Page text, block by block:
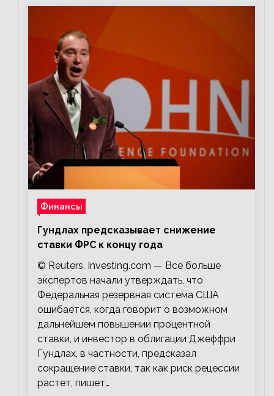
Финансы
Гундлах предсказывает снижение
ставки ФРС к концу года
© Reuters. Investing.com — Все больше
экспертов начали утверждать, что
Федеральная резервная система США
ошибается, когда говорит о возможном
дальнейшем повышении процентной
ставки, и инвестор в облигации Джеффри
Гундлах, в частности, предсказал
сокращение ставки, так как риск рецессии
растет, пишет…